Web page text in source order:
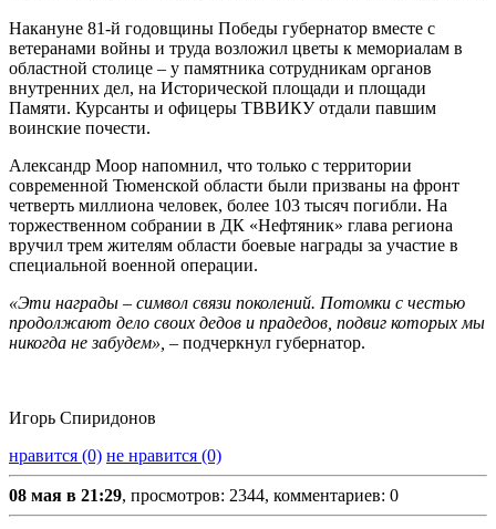
Накануне 81-й годовщины Победы губернатор вместе с
ветеранами войны и труда возложил цветы к мемориалам в
областной столице – у памятника сотрудникам органов
внутренних дел, на Исторической площади и площади
Памяти. Курсанты и офицеры ТВВИКУ отдали павшим
воинские почести.
Александр Моор напомнил, что только с территории
современной Тюменской области были призваны на фронт
четверть миллиона человек, более 103 тысяч погибли. На
торжественном собрании в ДК «Нефтяник» глава региона
вручил трем жителям области боевые награды за участие в
специальной военной операции.
«Эти награды – символ связи поколений. Потомки с честью
продолжают дело своих дедов и прадедов, подвиг которых мы
никогда не забудем», – подчеркнул губернатор.
Игорь Спиридонов
нравится (0) не нравится (0)
08 мая в 21:29, просмотров: 2344, комментариев: 0